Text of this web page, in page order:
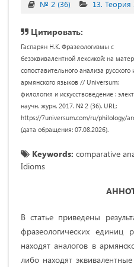
№ 2 (36)
13. Теория
Цитировать:
Гаспарян Н.К. Фразеологизмы с
безэквивалентной лексикой: на
сопоставительного анализа русского
армянского языков // Universum:
филология и искусствоведение :
научн. журн. 2017. № 2 (36). URL:
https://7universum.com/ru/philology/
(дата обращения: 07.08.2026).
Keywords: comparative
Idioms
В статье приведены
фразеологических единиц
находят аналогов в
либо находят